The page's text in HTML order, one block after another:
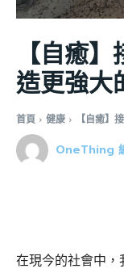
【自癒
造更強大
首頁 健康 【自癒】
OneThing
在現今的社會中